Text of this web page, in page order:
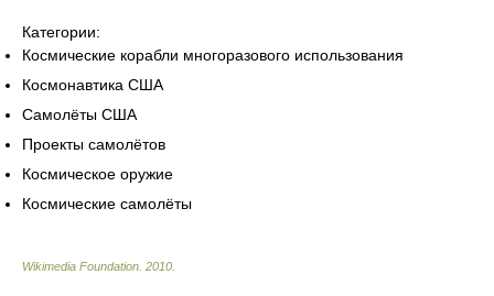
Категории:
Космические корабли многоразового использования
Космонавтика США
Самолёты США
Проекты самолётов
Космическое оружие
Космические самолёты
Wikimedia Foundation. 2010.